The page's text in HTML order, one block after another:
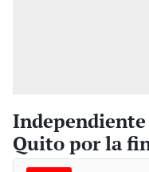
Independiente
Quito por la